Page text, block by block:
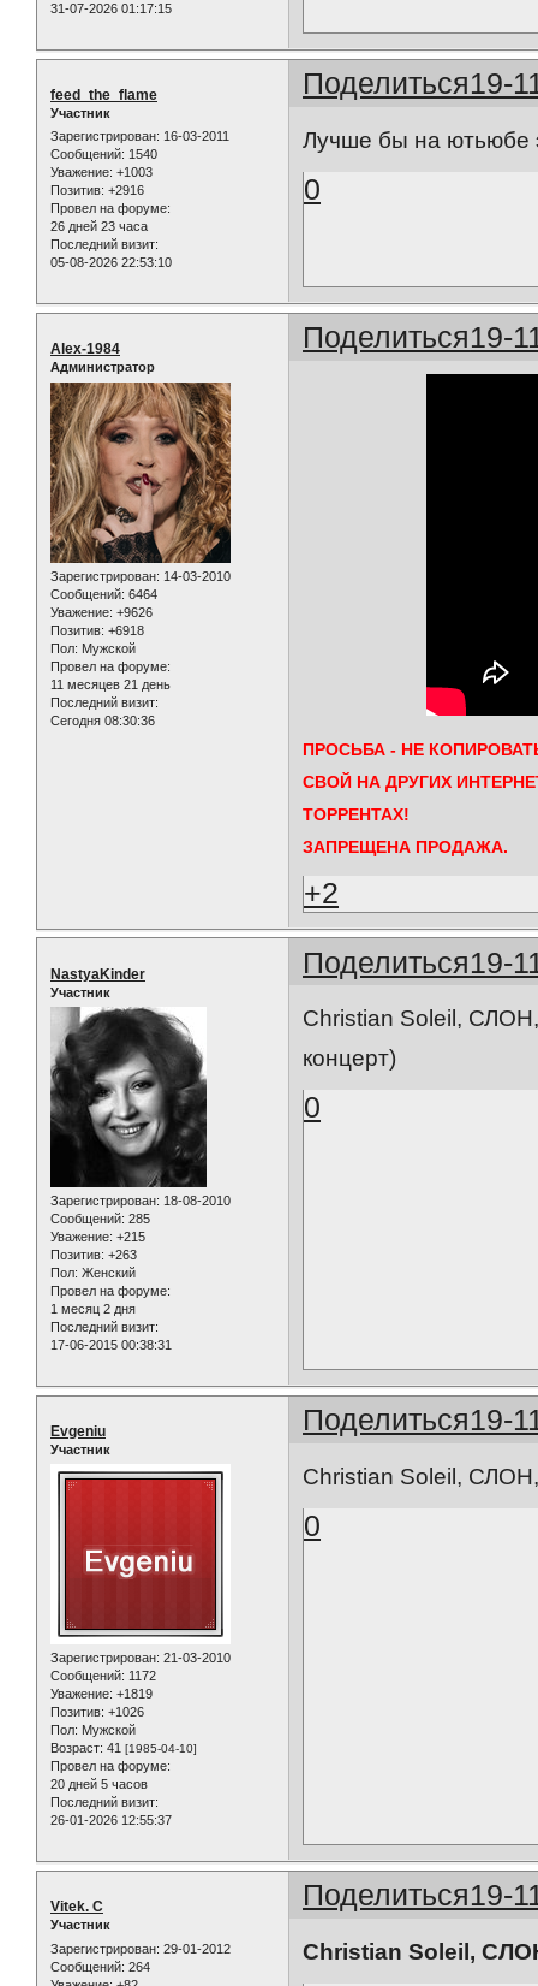
31-07-2026 01:17:15
Поделиться19-
feed_the_flame
Участник
Зарегистрирован: 16-03-2011
Сообщений: 1540
Уважение: +1003
Позитив: +2916
Провел на форуме:
26 дней 23 часа
Последний визит:
05-08-2026 22:53:10
Лучше бы на ютьюбе
0
Поделиться19-
Alex-1984
Администратор
Зарегистрирован: 14-03-2010
Сообщений: 6464
Уважение: +9626
Позитив: +6918
Пол: Мужской
Провел на форуме:
11 месяцев 21 день
Последний визит:
Сегодня 08:30:36
ПРОСЬБА - НЕ
СВОЙ НА ДРУГИХ
ТОРРЕНТАХ!
ЗАПРЕЩЕНА ПРОДАЖА.
+2
Поделиться19-
NastyaKinder
Участник
Зарегистрирован: 18-08-2010
Сообщений: 285
Уважение: +215
Позитив: +263
Пол: Женский
Провел на форуме:
1 месяц 2 дня
Последний визит:
17-06-2015 00:38:31
Christian Soleil,
концерт)
0
Поделиться19-
Evgeniu
Участник
Зарегистрирован: 21-03-2010
Сообщений: 1172
Уважение: +1819
Позитив: +1026
Пол: Мужской
Возраст: 41 [1985-04-10]
Провел на форуме:
20 дней 5 часов
Последний визит:
26-01-2026 12:55:37
Christian Soleil,
0
Поделиться19-
Vitek. C
Участник
Зарегистрирован: 29-01-2012
Сообщений: 264
Christian Soleil,